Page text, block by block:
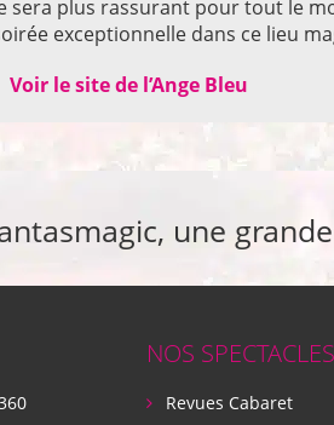
sera plus rassurant pour tout le
exceptionnelle dans ce lieu
Voir le site de l’Ange Bleu
une
NOS SPECTACLES
Revues Cabaret